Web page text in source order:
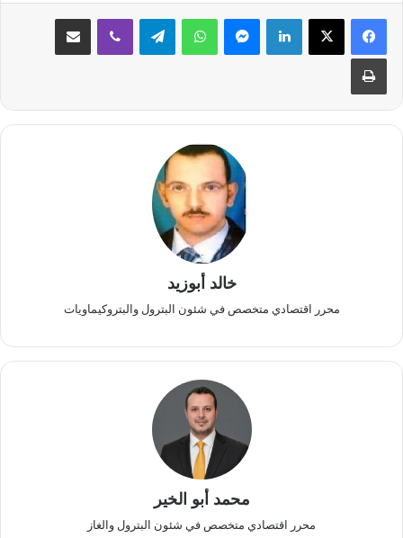
لينكدإن ماسنجر واتساب تيلقرام ڤايبر مشاركة عبر البريد
طباعة
خالد أبوزيد
محرر اقتصادي متخصص في شئون البترول والبتروكيماويات
محمد أبو الخير
محرر اقتصادي متخصص في شئون البترول والغاز